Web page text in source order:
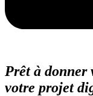
Prêt à donner
votre projet